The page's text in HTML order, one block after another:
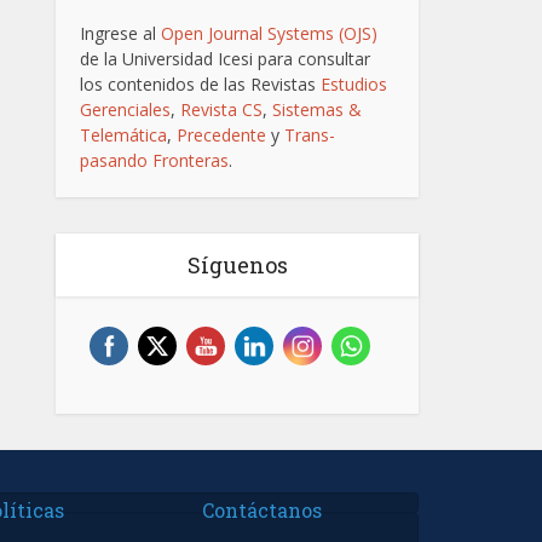
Ingrese al Open Journal Systems (OJS)
de la Universidad Icesi para consultar
los contenidos de las Revistas Estudios
Gerenciales, Revista CS, Sistemas &
Telemática, Precedente y Trans-
pasando Fronteras.
Síguenos
Contáctanos